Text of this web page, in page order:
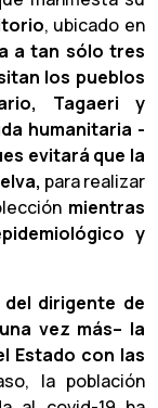
, ubicado en
a tan sólo tres
los pueblos
Tagaeri y
humanitaria -
evitará que la
para realizar
mientras
y
dirigente de
vez más– la
Estado con las
la población